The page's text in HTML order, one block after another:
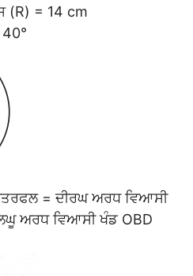
(R) = 14 cm
= ਦੀਰਘ ਅਰਧ ਵਿਆਸੀ
ਅਰਧ ਵਿਆਸੀ ਖੰਡ OBD